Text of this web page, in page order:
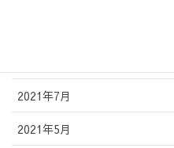
2021年7月
2021年5月